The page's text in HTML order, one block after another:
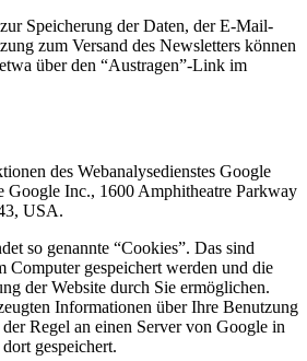
Speicherung der Daten, der E-Mail-
zum Versand des Newsletters können
über den “Austragen”-Link im
des Webanalysedienstes Google
Google Inc., 1600 Amphitheatre Parkway
USA.
so genannte “Cookies”. Das sind
Computer gespeichert werden und die
der Website durch Sie ermöglichen.
Informationen über Ihre Benutzung
Regel an einen Server von Google in
gespeichert.